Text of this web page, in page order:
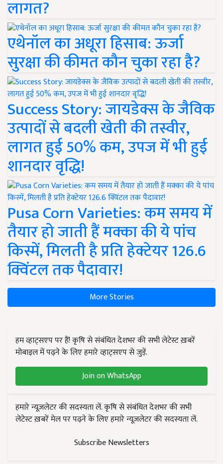
लागत?
एथेनॉल का अधूरा हिसाब: ऊर्जा
सुरक्षा की कीमत कौन चुका रहा है?
Success Story: जायडेक्स के जैविक
उत्पादों से बदली खेती की तस्वीर,
लागत हुई 50% कम, उपज में भी हुई
शानदार वृद्धि!
Pusa Corn Varieties: कम समय में
तैयार हो जाती हैं मक्का की ये पांच
किस्में, मिलती है प्रति हेक्टेयर 126.6
क्विंटल तक पैदावार!
More Stories
हम व्हाट्सएप पर हैं! कृषि से संबंधित देशभर की सभी लेटेस्ट ख़बरें
मोबाइल में पढ़ने के लिए हमारे व्हाट्सएप से जुड़ें.
Join on WhatsApp
हमारे न्यूज़लेटर की सदस्यता लें. कृषि से संबंधित देशभर की सभी
लेटेस्ट ख़बरें मेल पर पढ़ने के लिए हमारे न्यूज़लेटर की सदस्यता लें.
Subscribe Newsletters